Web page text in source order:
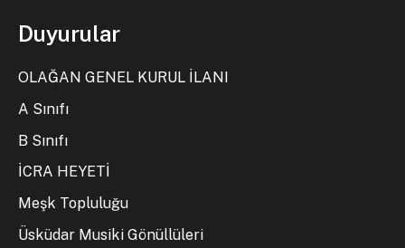
Duyurular
OLAĞAN GENEL KURUL İLANI
A Sınıfı
B Sınıfı
İCRA HEYETİ
Meşk Topluluğu
Üsküdar Musiki Gönüllüleri